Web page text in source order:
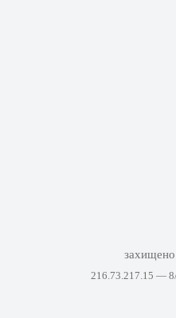
захищено
216.73.217.15 —